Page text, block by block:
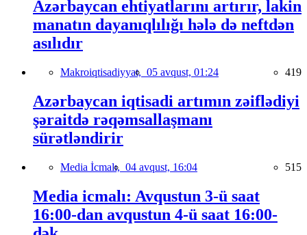
Azərbaycan ehtiyatlarını artırır, lakin
manatın dayanıqlılığı hələ də neftdən
asılıdır
Makroiqtisadiyyat, 05 avqust, 01:24 419
Azərbaycan iqtisadi artımın zəiflədiyi
şəraitdə rəqəmsallaşmanı
sürətləndirir
Media İcmalı, 04 avqust, 16:04 515
Media icmalı: Avqustun 3-ü saat
16:00-dan avqustun 4-ü saat 16:00-